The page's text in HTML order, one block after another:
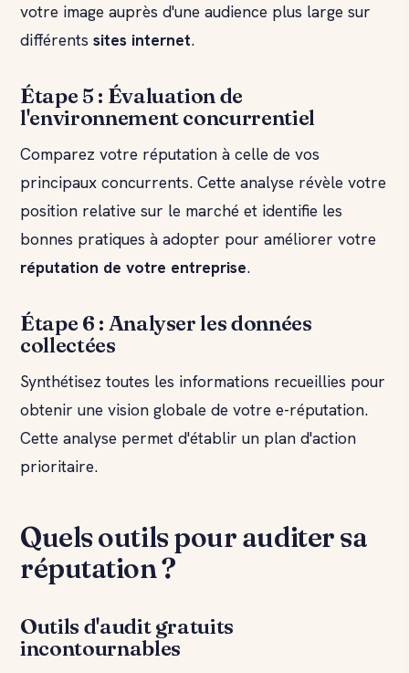
votre image auprès d'une audience plus large sur
différents sites internet.
Étape 5 : Évaluation de
l'environnement concurrentiel
Comparez votre réputation à celle de vos
principaux concurrents. Cette analyse révèle votre
position relative sur le marché et identifie les
bonnes pratiques à adopter pour améliorer votre
réputation de votre entreprise.
Étape 6 : Analyser les données
collectées
Synthétisez toutes les informations recueillies pour
obtenir une vision globale de votre e-réputation.
Cette analyse permet d'établir un plan d'action
prioritaire.
Quels outils pour auditer sa
réputation ?
Outils d'audit gratuits
incontournables